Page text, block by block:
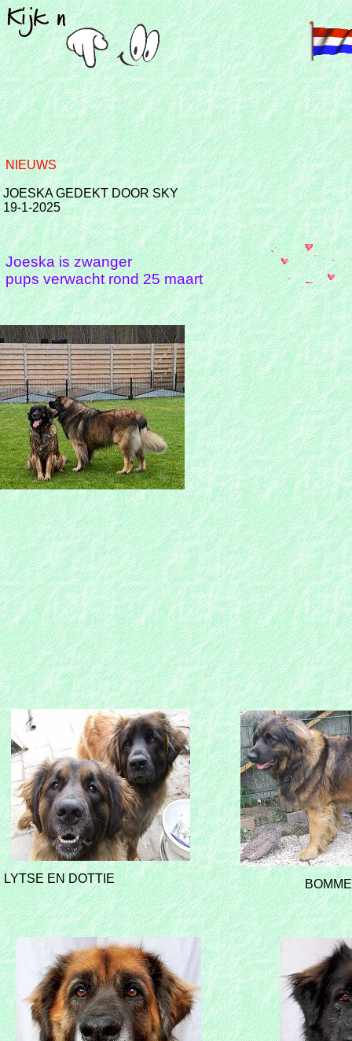
LYTSE EN DOTTIE
NIEUWS
JOESKA GEDEKT DOOR SKY
19-1-2025
Joeska is zwanger
pups verwacht rond 25 maart